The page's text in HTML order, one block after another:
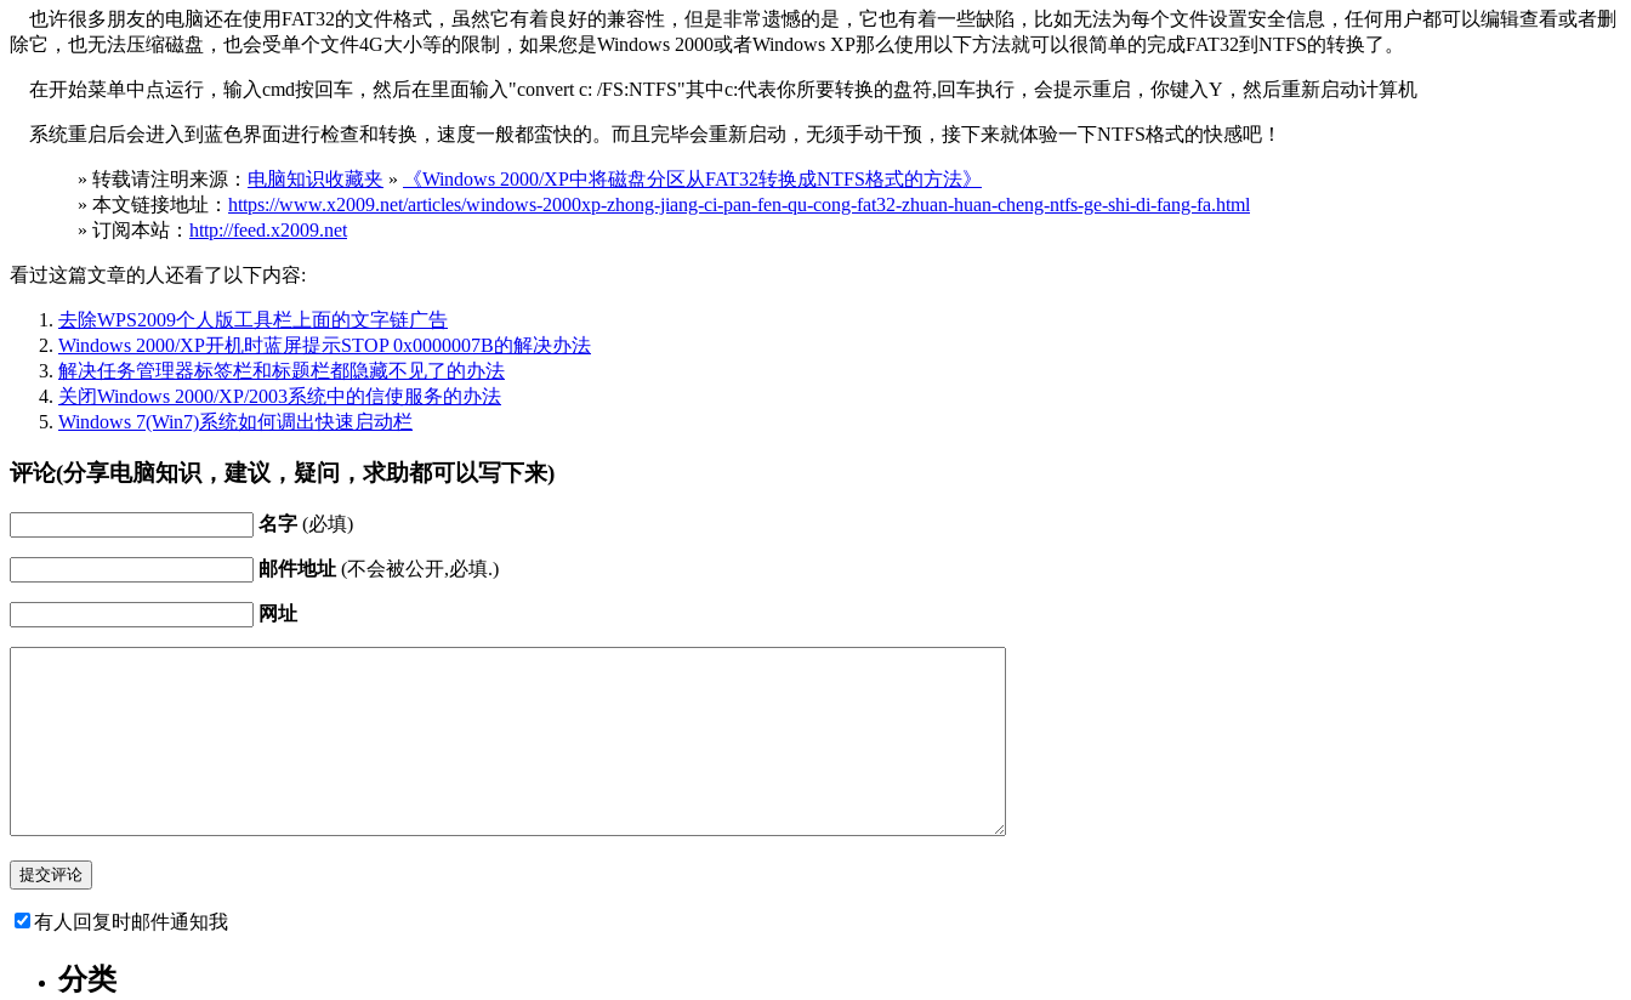
也许很多朋友的电脑还在使用FAT32的文件格式，虽然它有着良好的兼容性，但是非常遗憾的是，它也有着一些缺陷，比如无法为每个文件设置安全信息，任何用户都可以编辑查看或者删
除它，也无法压缩磁盘，也会受单个文件4G大小等的限制，如果您是Windows 2000或者Windows XP那么使用以下方法就可以很简单的完成FAT32到NTFS的转换了。
在开始菜单中点运行，输入cmd按回车，然后在里面输入"convert c: /FS:NTFS"其中c:代表你所要转换的盘符,回车执行，会提示重启，你键入Y，然后重新启动计算机
系统重启后会进入到蓝色界面进行检查和转换，速度一般都蛮快的。而且完毕会重新启动，无须手动干预，接下来就体验一下NTFS格式的快感吧！
» 转载请注明来源： 电脑知识收藏夹 »
《Windows 2000/XP中将磁盘分区从FAT32转换成NTFS格式的方法》
» 本文链接地址： https://www.x2009.net/articles/windows-2000xp-zhong-jiang-ci-pan-fen-qu-cong-fat32-zhuan-huan-cheng-ntfs-ge-shi-di-fang-fa.html
» 订阅本站： http://feed.x2009.net
看过这篇文章的人还看了以下内容:
去除WPS2009个人版工具栏上面的文字链广告
Windows 2000/XP开机时蓝屏提示STOP 0x0000007B的解决办法
解决任务管理器标签栏和标题栏都隐藏不见了的办法
关闭Windows 2000/XP/2003系统中的信使服务的办法
Windows 7(Win7)系统如何调出快速启动栏
评论(分享电脑知识，建议，疑问，求助都可以写下来)
名字 (必填)
邮件地址 (不会被公开,必填.)
网址
有人回复时邮件通知我
分类